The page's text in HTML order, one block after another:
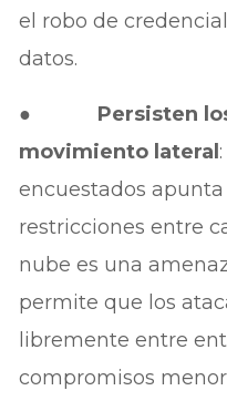
el robo de
datos.
●
Persisten
movimiento lateral
encuestados
restricciones entre
nube es una
permite que los
libremente entre
compromisos